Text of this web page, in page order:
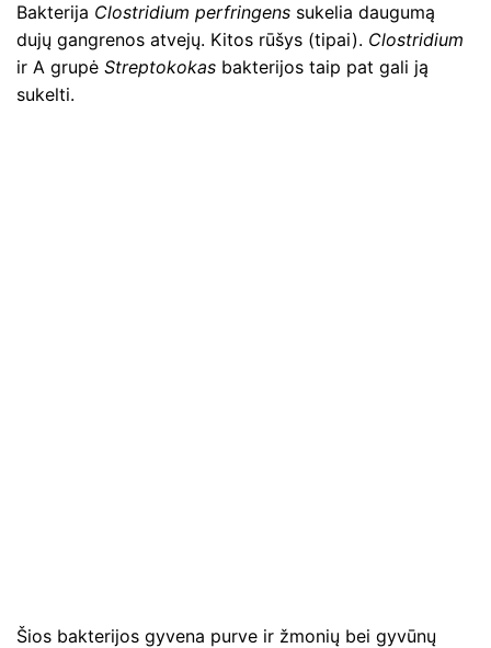
Bakterija Clostridium perfringens sukelia daugumą
dujų gangrenos atvejų. Kitos rūšys (tipai). Clostridium
ir A grupė Streptokokas bakterijos taip pat gali ją
sukelti.
Šios bakterijos gyvena purve ir žmonių bei gyvūnų